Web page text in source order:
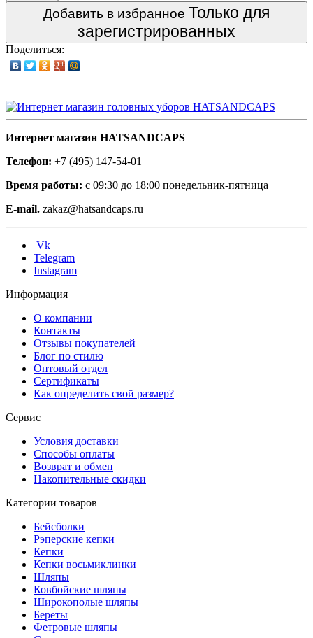
Добавить в избранное Только для
зарегистрированных
Поделиться:
Интернет магазин HATSANDCAPS
Телефон: +7 (495) 147-54-01
Время работы: с 09:30 до 18:00 понедельник-пятница
E-mail. zakaz@hatsandcaps.ru
Vk
Telegram
Instagram
Информация
О компании
Контакты
Отзывы покупателей
Блог по стилю
Оптовый отдел
Сертификаты
Как определить свой размер?
Сервис
Условия доставки
Способы оплаты
Возврат и обмен
Накопительные скидки
Категории товаров
Бейсболки
Рэперские кепки
Кепки
Кепки восьмиклинки
Шляпы
Ковбойские шляпы
Широкополые шляпы
Береты
Фетровые шляпы